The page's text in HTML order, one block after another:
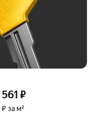
561 ₽
за м²